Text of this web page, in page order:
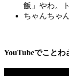
飯」やわ。
ちゃんちゃ
YouTubeでこと